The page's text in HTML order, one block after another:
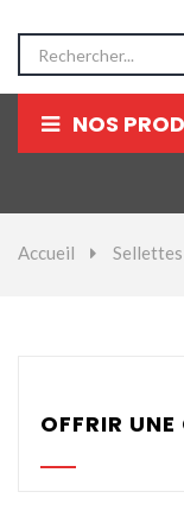
NOS
Accessoires
Accueil > Sellettes
OFFRIR